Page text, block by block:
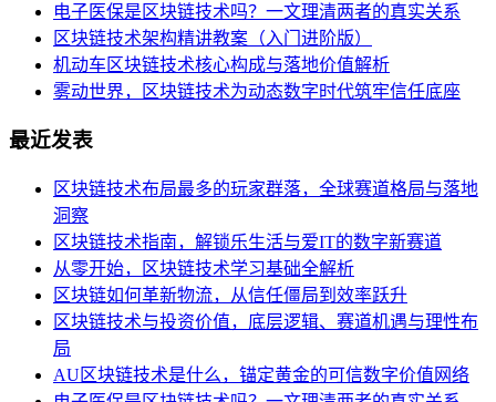
电子医保是区块链技术吗？一文理清两者的真实关系
区块链技术架构精讲教案（入门进阶版）
机动车区块链技术核心构成与落地价值解析
雾动世界，区块链技术为动态数字时代筑牢信任底座
最近发表
区块链技术布局最多的玩家群落，全球赛道格局与落地
洞察
区块链技术指南，解锁乐生活与爱IT的数字新赛道
从零开始，区块链技术学习基础全解析
区块链如何革新物流，从信任僵局到效率跃升
区块链技术与投资价值，底层逻辑、赛道机遇与理性布
局
AU区块链技术是什么，锚定黄金的可信数字价值网络